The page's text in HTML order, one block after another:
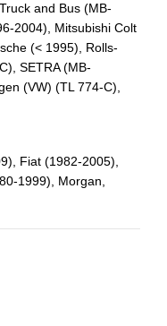
and Bus (MB-
2004), Mitsubishi Colt
(< 1995), Rolls-
SETRA (MB-
(VW) (TL 774-C),
Fiat (1982-2005),
1999), Morgan,